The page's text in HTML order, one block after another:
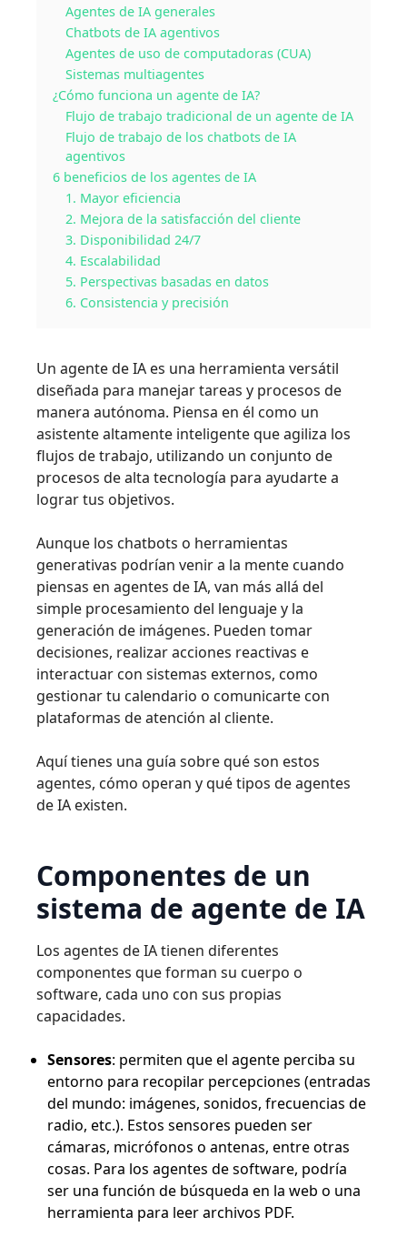
Agentes de IA generales
Chatbots de IA agentivos
Agentes de uso de computadoras (CUA)
Sistemas multiagentes
¿Cómo funciona un agente de IA?
Flujo de trabajo tradicional de un agente de IA
Flujo de trabajo de los chatbots de IA
agentivos
6 beneficios de los agentes de IA
1. Mayor eficiencia
2. Mejora de la satisfacción del cliente
3. Disponibilidad 24/7
4. Escalabilidad
5. Perspectivas basadas en datos
6. Consistencia y precisión
Un agente de IA es una herramienta versátil
diseñada para manejar tareas y procesos de
manera autónoma. Piensa en él como un
asistente altamente inteligente que agiliza los
flujos de trabajo, utilizando un conjunto de
procesos de alta tecnología para ayudarte a
lograr tus objetivos.
Aunque los chatbots o herramientas
generativas podrían venir a la mente cuando
piensas en agentes de IA, van más allá del
simple procesamiento del lenguaje y la
generación de imágenes. Pueden tomar
decisiones, realizar acciones reactivas e
interactuar con sistemas externos, como
gestionar tu calendario o comunicarte con
plataformas de atención al cliente.
Aquí tienes una guía sobre qué son estos
agentes, cómo operan y qué tipos de agentes
de IA existen.
Componentes de un
sistema de agente de IA
Los agentes de IA tienen diferentes
componentes que forman su cuerpo o
software, cada uno con sus propias
capacidades.
Sensores: permiten que el agente perciba su
entorno para recopilar percepciones (entradas
del mundo: imágenes, sonidos, frecuencias de
radio, etc.). Estos sensores pueden ser
cámaras, micrófonos o antenas, entre otras
cosas. Para los agentes de software, podría
ser una función de búsqueda en la web o una
herramienta para leer archivos PDF.